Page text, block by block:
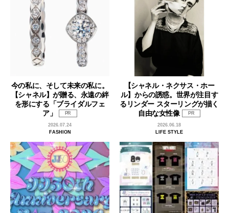
今の私に、そして未来の私に。
【シャネル】が贈る、永遠の絆
を形にする「ブライダルフェ
ア」
PR
2026.07.24
FASHION
【シャネル・ネクサス・ホー
ル】からの誘惑。世界が注目す
るリンダー スターリングが描く
自由な女性像
PR
2026.06.18
LIFE STYLE